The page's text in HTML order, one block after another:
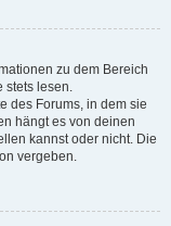
zu dem Bereich
stets lesen.
des Forums, in dem sie
hängt es von deinen
kannst oder nicht. Die
vergeben.